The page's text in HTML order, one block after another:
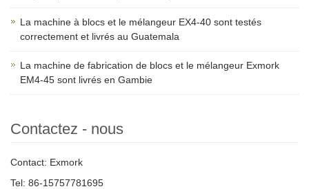
La machine à blocs et le mélangeur EX4-40 sont testés
correctement et livrés au Guatemala
La machine de fabrication de blocs et le mélangeur Exmork
EM4-45 sont livrés en Gambie
Contactez - nous
Contact: Exmork
Tel: 86-15757781695